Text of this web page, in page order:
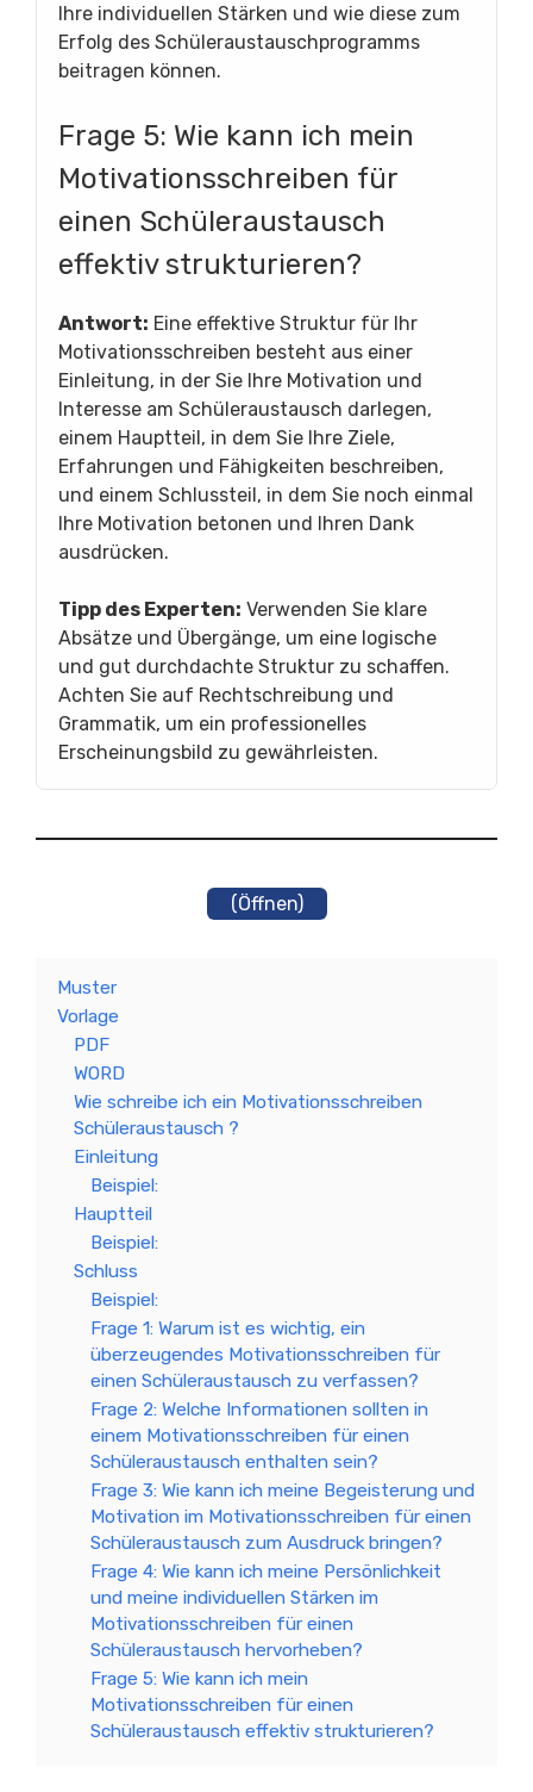
Ihre individuellen Stärken und wie diese zum
Erfolg des Schüleraustauschprogramms
beitragen können.
Frage 5: Wie kann ich mein
Motivationsschreiben für
einen Schüleraustausch
effektiv strukturieren?
Antwort: Eine effektive Struktur für Ihr
Motivationsschreiben besteht aus einer
Einleitung, in der Sie Ihre Motivation und
Interesse am Schüleraustausch darlegen,
einem Hauptteil, in dem Sie Ihre Ziele,
Erfahrungen und Fähigkeiten beschreiben,
und einem Schlussteil, in dem Sie noch einmal
Ihre Motivation betonen und Ihren Dank
ausdrücken.
Tipp des Experten: Verwenden Sie klare
Absätze und Übergänge, um eine logische
und gut durchdachte Struktur zu schaffen.
Achten Sie auf Rechtschreibung und
Grammatik, um ein professionelles
Erscheinungsbild zu gewährleisten.
(Öffnen)
Muster
Vorlage
PDF
WORD
Wie schreibe ich ein Motivationsschreiben
Schüleraustausch ?
Einleitung
Beispiel:
Hauptteil
Beispiel:
Schluss
Beispiel:
Frage 1: Warum ist es wichtig, ein
überzeugendes Motivationsschreiben für
einen Schüleraustausch zu verfassen?
Frage 2: Welche Informationen sollten in
einem Motivationsschreiben für einen
Schüleraustausch enthalten sein?
Frage 3: Wie kann ich meine Begeisterung und
Motivation im Motivationsschreiben für einen
Schüleraustausch zum Ausdruck bringen?
Frage 4: Wie kann ich meine Persönlichkeit
und meine individuellen Stärken im
Motivationsschreiben für einen
Schüleraustausch hervorheben?
Frage 5: Wie kann ich mein
Motivationsschreiben für einen
Schüleraustausch effektiv strukturieren?